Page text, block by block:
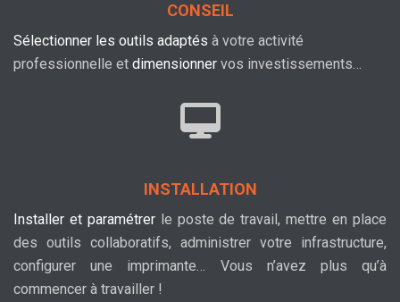
CONSEIL
Sélectionner les outils adaptés à votre activité
professionnelle et dimensionner vos investissements…
INSTALLATION
Installer et paramétrerle poste de travail, mettre en place
des outils collaboratifs, administrer votre infrastructure,
configurer une imprimante… Vous n’avez plus qu’à
commencer à travailler !